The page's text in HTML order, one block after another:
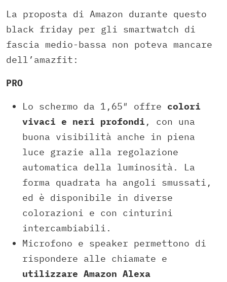
La proposta di Amazon durante questo
black friday per gli smartwatch di
fascia medio-bassa non poteva mancare
dell’amazfit:
PRO
Lo schermo da 1,65″ offre colori
vivaci e neri profondi , con una
buona visibilità anche in piena
luce grazie alla regolazione
automatica della luminosità. La
forma quadrata ha angoli smussati,
ed è disponibile in diverse
colorazioni e con cinturini
intercambiabili​.
Microfono e speaker permettono di
rispondere alle chiamate e
utilizzare Amazon Alexa